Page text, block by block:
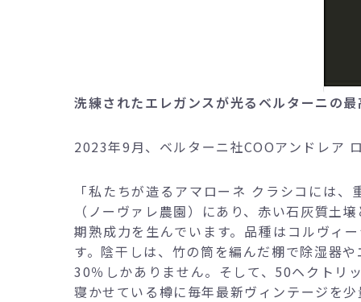
洗練されたエレガンスが光るベルターニの
2023年9月、ベルターニ社COOアンドレア
「私たちが造るアマローネ クラシコには
（ノーヴァレ農園）にあり、赤い石灰質土
期熟成力を生んでいます。品種はコルヴィ
す。陰干しは、竹の筒を編んだ棚で除湿器
30％しかありません。そして、50ヘクトリ
寝かせている樽に毎年最新ヴィンテージを少